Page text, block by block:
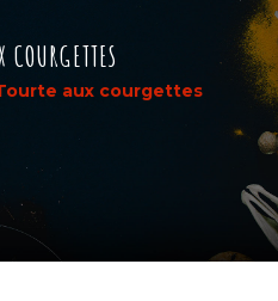
aux courgettes